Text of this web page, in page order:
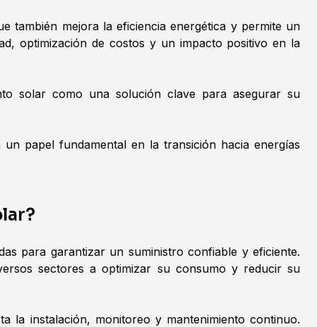
también mejora la eficiencia energética y permite un
optimización de costos y un impacto positivo en la
solar como una solución clave para asegurar su
papel fundamental en la transición hacia energías
para garantizar un suministro confiable y eficiente.
sectores a optimizar su consumo y reducir su
la instalación, monitoreo y mantenimiento continuo.